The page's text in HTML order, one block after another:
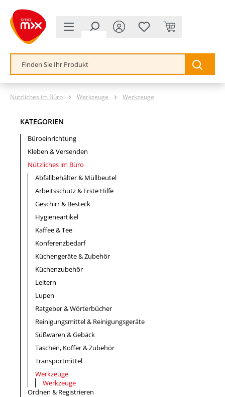
springen
Nützliches im Büro Werkzeuge Werkzeuge
KATEGORIEN
Büroeinrichtung
Kleben & Versenden
Nützliches im Büro
Abfallbehälter & Müllbeutel
Arbeitsschutz & Erste Hilfe
Geschirr & Besteck
Hygieneartikel
Kaffee & Tee
Konferenzbedarf
Küchengeräte & Zubehör
Küchenzubehör
Leitern
Lupen
Ratgeber & Wörterbücher
Reinigungsmittel & Reinigungsgeräte
Süßwaren & Gebäck
Taschen, Koffer & Zubehör
Transportmittel
Werkzeuge
Werkzeuge
Ordnen & Registrieren